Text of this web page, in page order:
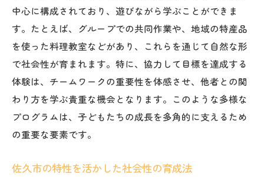
佐久市の文化財を用いた教育
地域イベント参加が促す佐久市の放課後等デイ
サービスの社会性
地域イベントによる交流機会の提供
社会性を育む実際のフィールド体験
地域社会と子どもたちの双方向の関わり
地域イベントが子どもたちに与える影響
中心に構成されており、遊びながら学ぶことができま
す。たとえば、グループでの共同作業や、地域の特産品
を使った料理教室などがあり、これらを通じて自然な形
で社会性が育まれます。特に、協力して目標を達成する
体験は、チームワークの重要性を体感させ、他者との関
わり方を学ぶ貴重な機会となります。このような多様な
プログラムは、子どもたちの成長を多角的に支えるため
の重要な要素です。
佐久市の特性を活かした社会性の育成法